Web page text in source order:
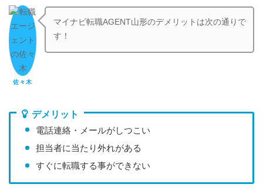
佐々木
マイナビ転職AGENT山形のデメリットは次の通りで
す！
デメリット
電話連絡・メールがしつこい
担当者に当たり外れがある
すぐに転職する事ができない